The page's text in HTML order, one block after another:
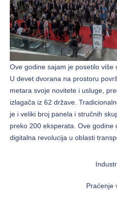
Ove godine sajam je posetilo više
U devet dvorana na prostoru
metara svoje novitete i usluge,
izlagača iz 62 države.
je i veliki broj panela i stručnih
preko 200 eksperata. Ove godine
digitalna revolucija u oblasti
Praćenje